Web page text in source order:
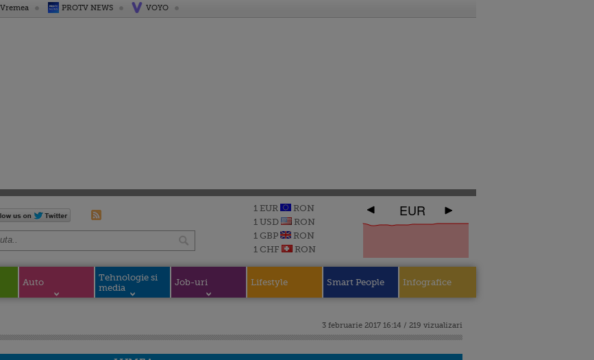
Vremea PROTV NEWS VOYO
1 EUR
RON
1 USD
RON
1 GBP
RON
1 CHF
RON
EUR
Auto
Tehnologie si
media
Job-uri Lifestyle Smart People Infografice
3 februarie 2017 16:14 / 219 vizualizari